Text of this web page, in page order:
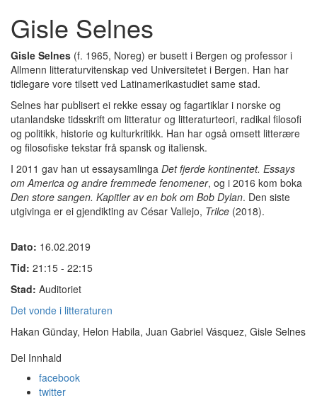
Gisle Selnes
Gisle Selnes (f. 1965, Noreg) er busett i Bergen og professor i
Allmenn litteraturvitenskap ved Universitetet i Bergen. Han har
tidlegare vore tilsett ved Latinamerikastudiet same stad.
Selnes har publisert ei rekke essay og fagartiklar i norske og
utanlandske tidsskrift om litteratur og litteraturteori, radikal filosofi
og politikk, historie og kulturkritikk. Han har også omsett litterære
og filosofiske tekstar frå spansk og italiensk.
I 2011 gav han ut essaysamlinga Det fjerde kontinentet. Essays
om America og andre fremmede fenomener, og i 2016 kom boka
Den store sangen. Kapitler av en bok om Bob Dylan. Den siste
utgivinga er ei gjendikting av César Vallejo, Trilce (2018).
Dato: 16.02.2019
Tid: 21:15 - 22:15
Stad: Auditoriet
Det vonde i litteraturen
Hakan Günday, Helon Habila, Juan Gabriel Vásquez, Gisle Selnes
Del Innhald
facebook
twitter